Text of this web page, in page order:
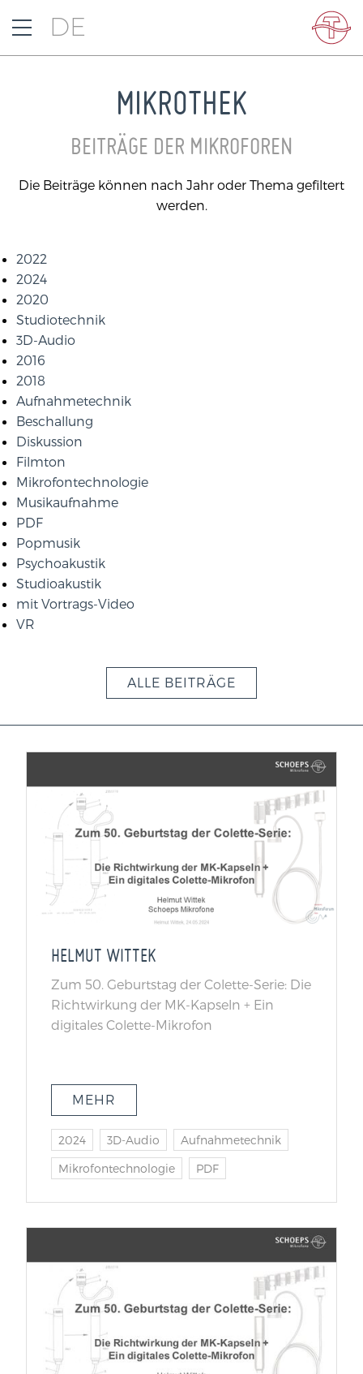
DE
MIKROTHEK
BEITRÄGE DER MIKROFOREN
Die Beiträge können nach Jahr oder Thema gefiltert
werden.
2022
2024
2020
Studiotechnik
3D-Audio
2016
2018
Aufnahmetechnik
Beschallung
Diskussion
Filmton
Mikrofontechnologie
Musikaufnahme
PDF
Popmusik
Psychoakustik
Studioakustik
mit Vortrags-Video
VR
ALLE BEITRÄGE
HELMUT WITTEK
Zum 50. Geburtstag der Colette-Serie: Die
Richtwirkung der MK-Kapseln + Ein
digitales Colette-Mikrofon
MEHR
2024 3D-Audio Aufnahmetechnik
Mikrofontechnologie PDF